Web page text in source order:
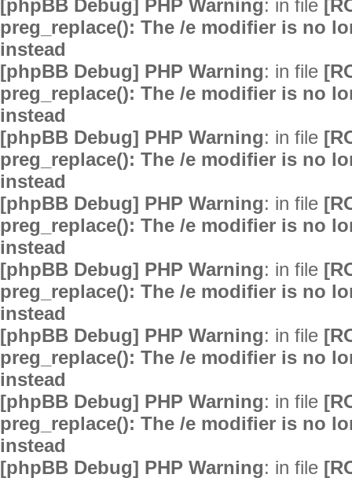
[phpBB Debug] PHP Warning: in file
preg_replace(): The /e modifier is no
instead
[phpBB Debug] PHP Warning: in file
preg_replace(): The /e modifier is no
instead
[phpBB Debug] PHP Warning: in file
preg_replace(): The /e modifier is no
instead
[phpBB Debug] PHP Warning: in file
preg_replace(): The /e modifier is no
instead
[phpBB Debug] PHP Warning: in file
preg_replace(): The /e modifier is no
instead
[phpBB Debug] PHP Warning: in file
preg_replace(): The /e modifier is no
instead
[phpBB Debug] PHP Warning: in file
preg_replace(): The /e modifier is no
instead
[phpBB Debug] PHP Warning: in file